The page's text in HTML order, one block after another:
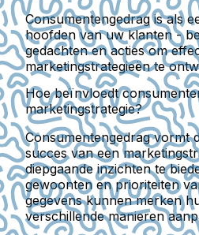
Consumentengedrag is als
hoofden van uw klanten -
gedachten en acties om
marketingstrategieën te
Hoe beïnvloedt
marketingstrategie?
Consumentengedrag vormt
succes van een
diepgaande inzichten te
gewoonten en prioriteiten
gegevens kunnen merken
verschillende manieren